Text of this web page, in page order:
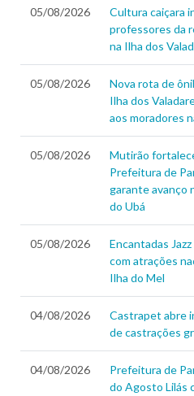
05/08/2026
Cultura caiçara
professores da
na Ilha dos
05/08/2026
Nova rota de
Ilha dos
aos moradores
05/08/2026
Mutirão
Prefeitura de
garante avanço
do Ubá
05/08/2026
Encantadas
com atrações
Ilha do Mel
04/08/2026
Castrapet abre
de castrações
04/08/2026
Prefeitura de
do Agosto Lilás